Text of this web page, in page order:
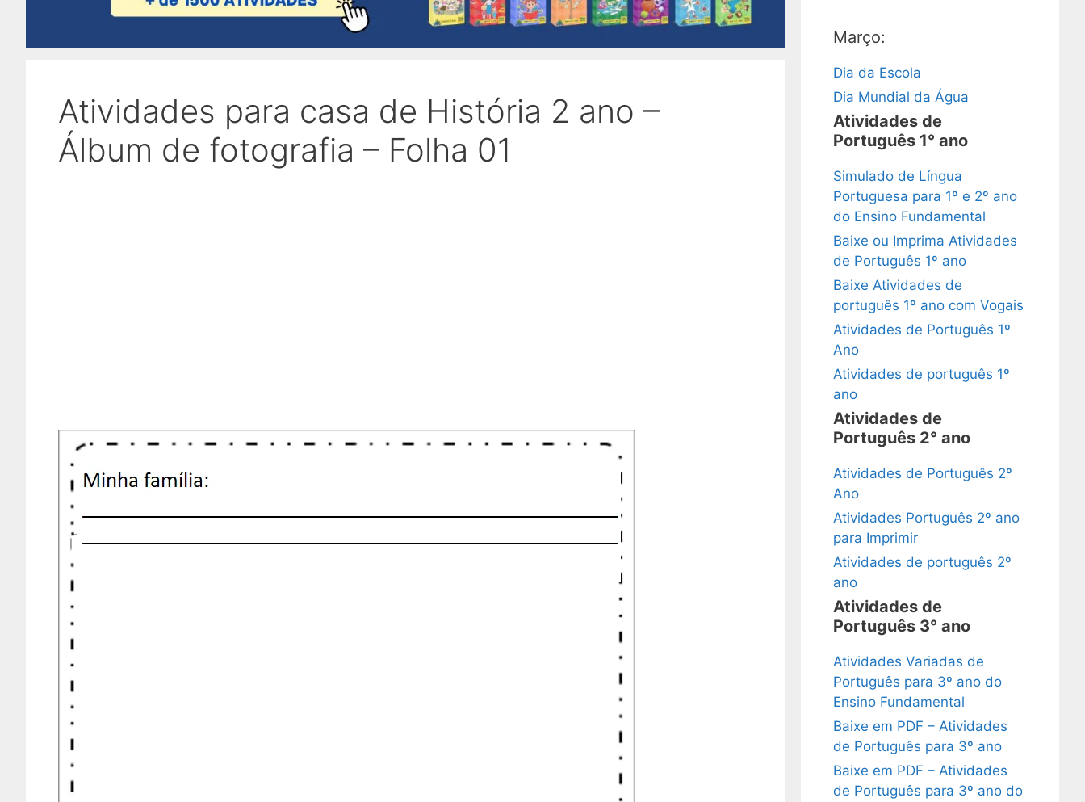
Atividades para casa de História 2 ano –
Álbum de fotografia – Folha 01
Março:
Dia da Escola
Dia Mundial da Água
Atividades de
Português 1° ano
Simulado de Língua
Portuguesa para 1º e 2º ano
do Ensino Fundamental
Baixe ou Imprima Atividades
de Português 1º ano
Baixe Atividades de
português 1º ano com Vogais
Atividades de Português 1º
Ano
Atividades de português 1º
ano
Atividades de
Português 2° ano
Atividades de Português 2º
Ano
Atividades Português 2º ano
para Imprimir
Atividades de português 2º
ano
Atividades de
Português 3° ano
Atividades Variadas de
Português para 3º ano do
Ensino Fundamental
Baixe em PDF – Atividades
de Português para 3º ano
Baixe em PDF – Atividades
de Português para 3º ano do